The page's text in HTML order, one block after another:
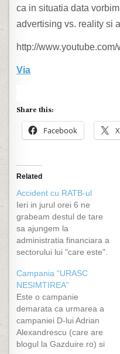
ca in situatia data
advertising vs. reality si
http://
Via
Share this:
Facebook X
Related
Accident cu RATB-ul
Ieri in jurul orei 6 ne
grabeam destul de tare
sa ajungem la
administratia financiara a
sectorului lui "care este".
noi de acasa, ajungem la
giratoriul de la
Universitate pe banda a
doua cu intentia de a
merge spre
Kogalniceanu. Dupa cum
bine stiti, lumea…
Campania “URASC
NESIMTIREA”
Este o campanie
demarata ca urmarea a
campaniei D-lui Adrian
Alexandrescu (care are
blogul la Gazduire.ro) si